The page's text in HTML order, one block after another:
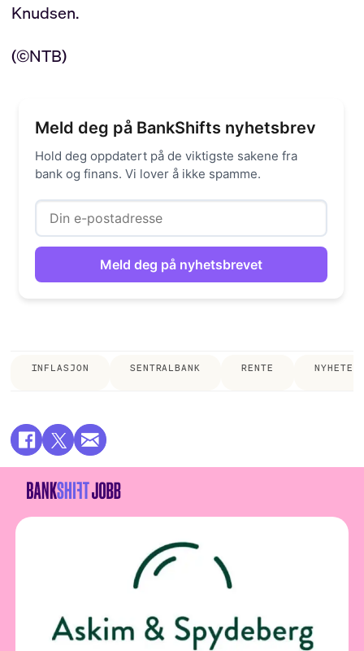
Knudsen.
(©NTB)
Meld deg på BankShifts nyhetsbrev
Hold deg oppdatert på de viktigste sakene fra
bank og finans. Vi lover å ikke spamme.
INFLASJON SENTRALBANK RENTE NYHETER